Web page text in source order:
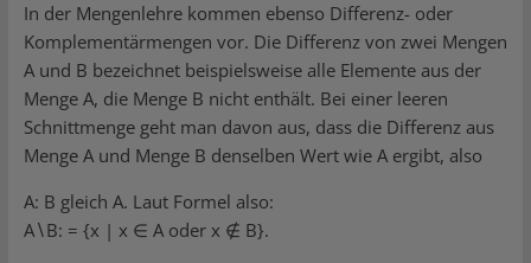
In der Mengenlehre kommen ebenso Differenz- oder
Komplementärmengen vor. Die Differenz von zwei Mengen
A und B bezeichnet beispielsweise alle Elemente aus der
Menge A, die Menge B nicht enthält. Bei einer leeren
Schnittmenge geht man davon aus, dass die Differenz aus
Menge A und Menge B denselben Wert wie A ergibt, also
A: B gleich A. Laut Formel also:
A∖B: = {x | x ∈ A oder x ∉ B}.